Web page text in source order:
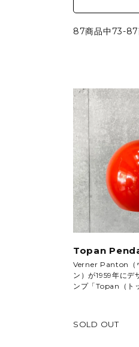
シートパ
87商品中73-87
Topan
Verner Panton（
ン）が1959年にデ
ンプ「Topan（ト
SOLD OUT